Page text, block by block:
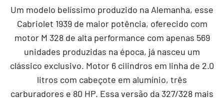
Um modelo belíssimo produzido na Alemanha, esse
Cabriolet 1939 de maior potência, oferecido com
motor M 328 de alta performance com apenas 569
unidades produzidas na época, já nasceu um
clássico exclusivo. Motor 6 cilindros em linha de 2.0
litros com cabeçote em alumínio, três
carburadores e 80 HP. Essa versão da 327/328 mais